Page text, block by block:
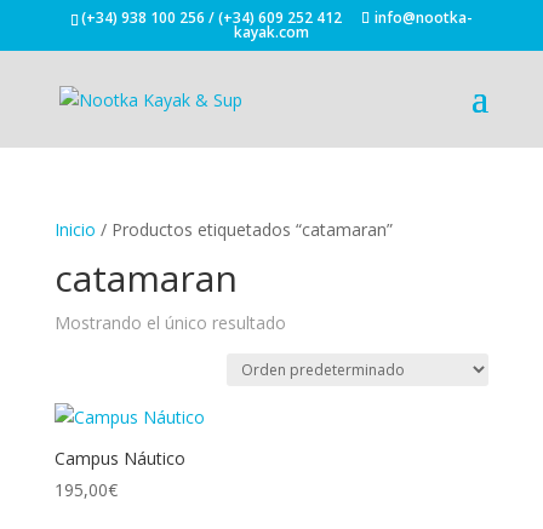
(+34) 938 100 256 / (+34) 609 252 412 info@nootka-
kayak.com
Inicio / Productos etiquetados “catamaran”
catamaran
Mostrando el único resultado
Campus Náutico
195,00€